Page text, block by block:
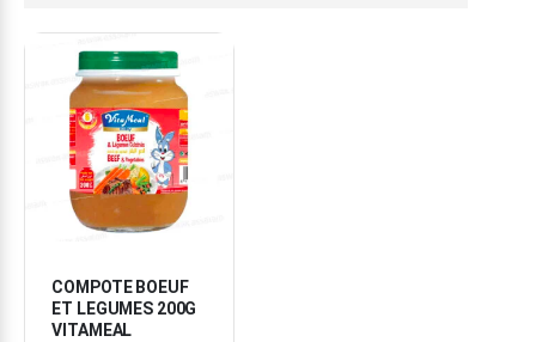
COMPOTE BOEUF
ET LEGUMES 200G
VITAMEAL